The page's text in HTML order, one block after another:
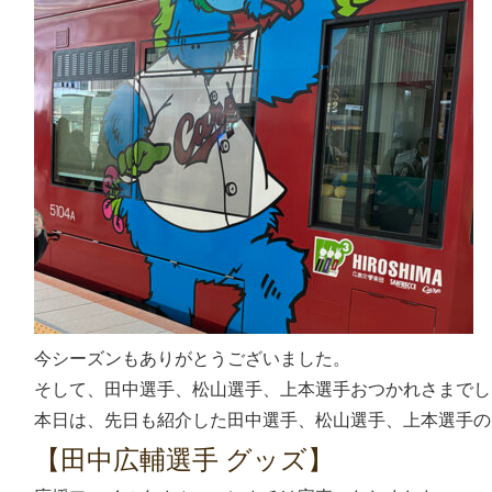
今シーズンもありがとうございました。
そして、田中選手、松山選手、上本選手おつかれさまでし
本日は、先日も紹介した田中選手、松山選手、上本選手の
【田中広輔選手 グッズ】